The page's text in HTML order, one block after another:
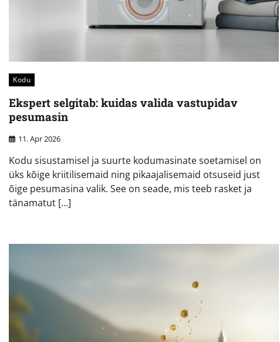
Kodu
Ekspert selgitab: kuidas valida vastupidav
pesumasin
11. Apr 2026
Kodu sisustamisel ja suurte kodumasinate soetamisel on
üks kõige kriitilisemaid ning pikaajalisemaid otsuseid just
õige pesumasina valik. See on seade, mis teeb rasket ja
tänamatut […]